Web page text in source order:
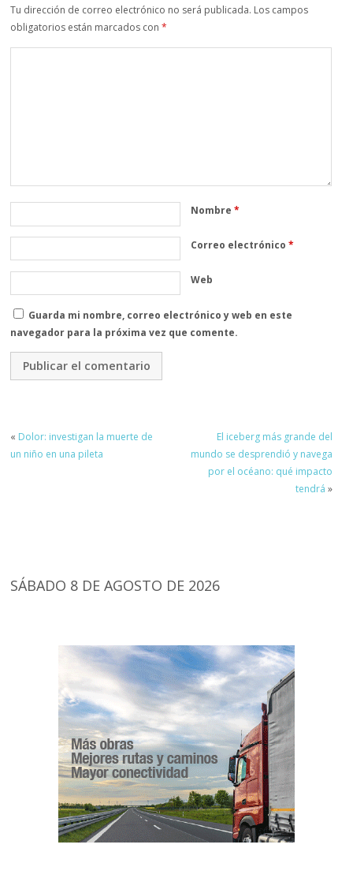
Tu dirección de correo electrónico no será publicada. Los campos
obligatorios están marcados con*
Nombre*
Correo electrónico*
Web
Guarda mi nombre, correo electrónico y web en este
navegador para la próxima vez que comente.
« Dolor: investigan la muerte de
un niño en una pileta
El iceberg más grande del
mundo se desprendió y navega
por el océano: qué impacto
tendrá »
SÁBADO 8 DE AGOSTO DE 2026